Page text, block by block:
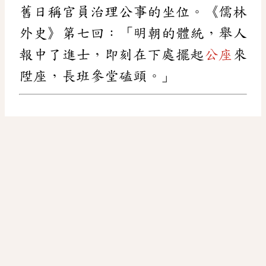
舊日稱官員治理公事的坐位。《儒林
外史》第七回：「明朝的體統，舉人
報中了進士，即刻在下處擺起公座 來
陞座，長班參堂磕頭。」